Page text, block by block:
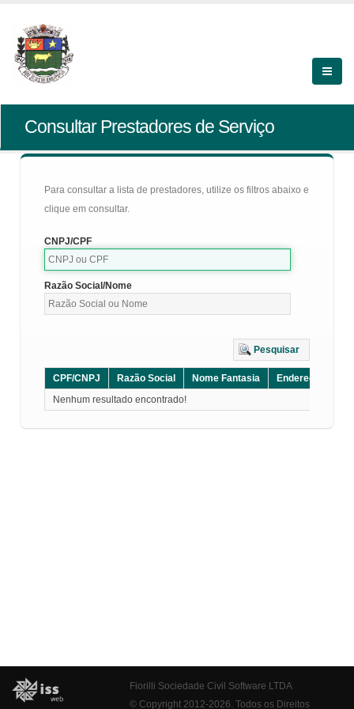
Consultar Prestadores de Serviço
Para consultar a lista de prestadores, utilize os filtros abaixo e
clique em consultar.
CNPJ/CPF
Razão Social/Nome
Pesquisar
CPF/CNPJ Razão Social Nome Fantasia Endereço
Nenhum resultado encontrado!
Fiorilli Sociedade Civil Software LTDA
© Copyright 2012-2026. Todos os Direitos